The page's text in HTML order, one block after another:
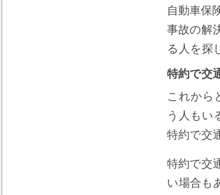
自動車保
事故の解
る人を探
特約で交
これから
う人もい
特約で交
特約で交
い場合も